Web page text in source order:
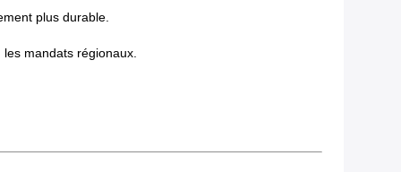
plus durable.
mandats régionaux.